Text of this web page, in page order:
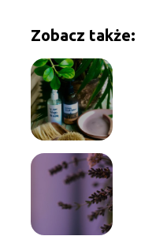
Zobacz także: